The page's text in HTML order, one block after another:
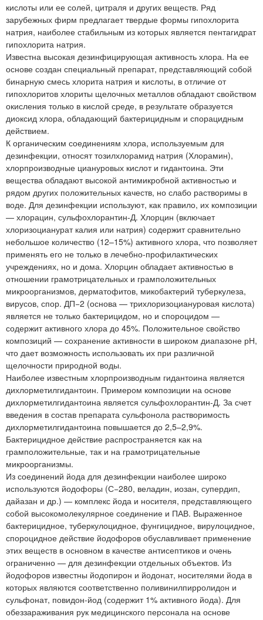
кислоты или ее солей, цитраля и других веществ. Ряд
зарубежных фирм предлагает твердые формы гипохлорита
натрия, наиболее стабильным из которых является пентагидрат
гипохлорита натрия.
Известна высокая дезинфицирующая активность хлора. На ее
основе создан специальный препарат, представляющий собой
бинарную смесь хлорита натрия и кислоты, в отличие от
гипохлоритов хлориты щелочных металлов обладают свойством
окисления только в кислой среде, в результате образуется
диоксид хлора, обладающий бактерицидным и спорацидным
действием.
К органическим соединениям хлора, используемым для
дезинфекции, относят тозилхлорамид натрия (Хлорамин),
хлорпроизводные циануровых кислот и гидантоина. Эти
вещества обладают высокой антимикробной активностью и
рядом других положительных качеств, но слабо растворимы в
воде. Для дезинфекции используют, как правило, их композиции
— хлорацин, сульфохлорантин-Д. Хлорцин (включает
хлоризоцианурат калия или натрия) содержит сравнительно
небольшое количество (12–15%) активного хлора, что позволяет
применять его не только в лечебно-профилактических
учреждениях, но и дома. Хлорцин обладает активностью в
отношении грамотрицательных и грамположительных
микроорганизмов, дерматофитов, микобактерий туберкулеза,
вирусов, спор. ДП−2 (основа — трихлоризоциануровая кислота)
является не только бактерицидом, но и спороцидом —
содержит активного хлора до 45%. Положительное свойство
композиций — сохранение активности в широком диапазоне рН,
что дает возможность использовать их при различной
щелочности природной воды.
Наиболее известным хлорпроизводным гидантоина является
дихлорметилгидантоин. Примером композиции на основе
дихлорметилгидантоина является сульфохлорантин-Д. За счет
введения в состав препарата сульфонола растворимость
дихлорметилгидантоина повышается до 2,5–2,9%.
Бактерицидное действие распространяется как на
грамположительные, так и на грамотрицательные
микроорганизмы.
Из соединений йода для дезинфекции наиболее широко
используются йодофоры (С−280, веладин, иозан, супердип,
дайазан и др.) — комплекс йода и носителя, представляющего
собой высокомолекулярное соединение и ПАВ. Выраженное
бактерицидное, туберкулоцидное, фунгицидное, вирулоцидное,
спороцидное действие йодофоров обуславливает применение
этих веществ в основном в качестве антисептиков и очень
ограниченно — для дезинфекции отдельных объектов. Из
йодофоров известны йодопирон и йодонат, носителями йода в
которых являются соответственно поливинилпирролидон и
сульфонат, повидон-йод (содержит 1% активного йода). Для
обеззараживания рук медицинского персонала на основе